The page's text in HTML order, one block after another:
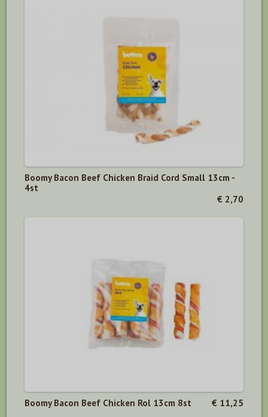
Boomy Bacon Beef Chicken Braid Cord Small 13cm -
4st
€ 2,70
Boomy Bacon Beef Chicken Rol 13cm 8st € 11,25